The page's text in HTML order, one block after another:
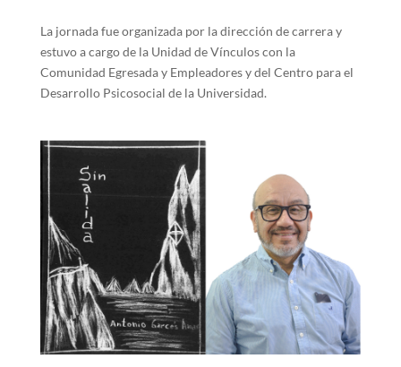
La jornada fue organizada por la dirección de carrera y
estuvo a cargo de la Unidad de Vínculos con la
Comunidad Egresada y Empleadores y del Centro para el
Desarrollo Psicosocial de la Universidad.